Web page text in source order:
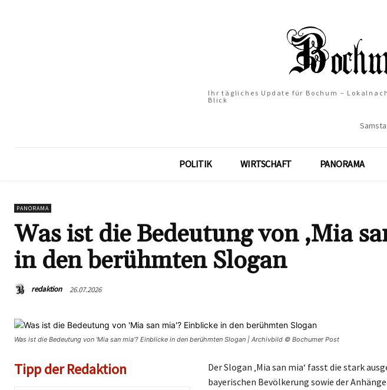
Ihr tägliches Update für Bochum –
Blick
POLITIK WIRTSCHAFT PANORAMA
PANORAMA
Was ist die Bedeutung von ‚Mia
in den berühmten Slogan
redaktion 26.07.2026
Was ist die Bedeutung von 'Mia san mia'? Einblicke in den berühmten Slogan | Archivbild © Bochumer Post
Tipp der Redaktion
Der Slogan ‚Mia san mia‘ fasst die stark
bayerischen Bevölkerung sowie der